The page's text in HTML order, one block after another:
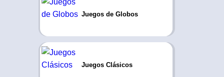
Juegos de Globos
Juegos Clásicos